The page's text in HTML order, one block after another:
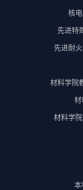
核
先进特
先进耐
材料学院
材料学